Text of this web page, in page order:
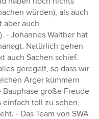
würden), als auch
aber auch
- Johannes Walther hat
Natürlich gehen
auch Sachen schief.
geregelt, so dass wir
Ärger kümmern
Bauphase große Freude
toll zu sehen,
- Das Team von SWA